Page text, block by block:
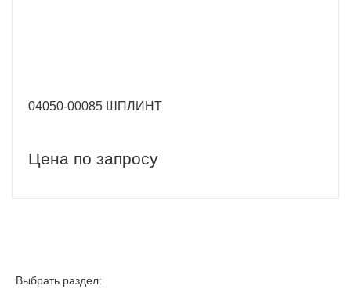
04050-00085 ШПЛИНТ
Цена по запросу
Выбрать раздел: